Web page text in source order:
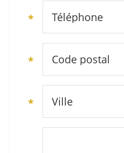
* Téléphone
* Code postal
* Ville